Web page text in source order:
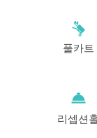
풀카트
리셉션